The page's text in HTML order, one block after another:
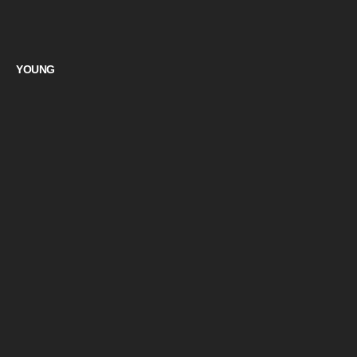
YOUNG